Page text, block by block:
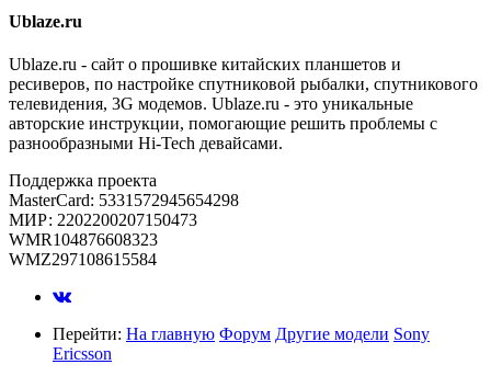
Ublaze.ru
Ublaze.ru - сайт о прошивке китайских планшетов и
ресиверов, по настройке спутниковой рыбалки, спутникового
телевидения, 3G модемов. Ublaze.ru - это уникальные
авторские инструкции, помогающие решить проблемы с
разнообразными Hi-Tech девайсами.
Поддержка проекта
MasterCard: 5331572945654298
МИР: 2202200207150473
WMR104876608323
WMZ297108615584
Перейти: На главную Форум Другие модели Sony
Ericsson